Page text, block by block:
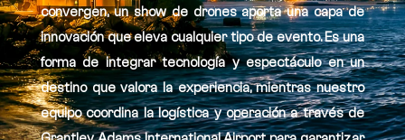
convergen, un show de drones aporta una capa de
innovación que eleva cualquier tipo de evento. Es una
forma de integrar tecnología y espectáculo en un
destino que valora la experiencia, mientras nuestro
equipo coordina la logística y operación a través de